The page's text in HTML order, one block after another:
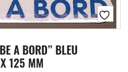
A BORD” BLEU
125 MM